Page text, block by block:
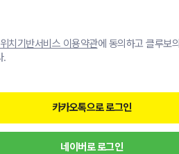
위치기반서비스 이용약관에 동의하고 클루보의
.
카카오톡으로 로그인
네이버로 로그인